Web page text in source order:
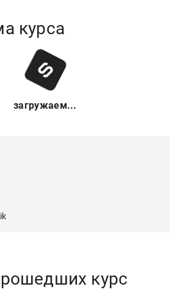
курса
загружаем...
курс